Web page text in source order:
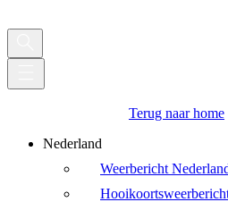
Terug naar home
Nederland
Weerbericht